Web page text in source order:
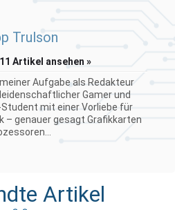
Trulson
Artikel ansehen »
Aufgabe als Redakteur
Gamer und
Student mit einer Vorliebe für
– genauer gesagt Grafikkarten
Artikel